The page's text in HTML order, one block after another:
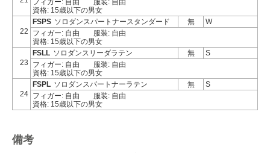
フィガー: 自由
服装: 自由
資格: 15歳以下の男女
22
FSPS ソロダンスパートナースタンダード 無
W
フィガー: 自由
服装: 自由
資格: 15歳以下の男女
23
FSLL ソロダンスリーダラテン 無
S
フィガー: 自由
服装: 自由
資格: 15歳以下の男女
24
FSPL ソロダンスパートナーラテン 無
S
フィガー: 自由
服装: 自由
資格: 15歳以下の男女
備考